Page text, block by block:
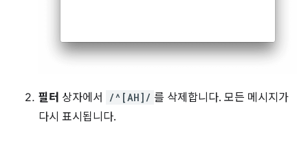
필터 상자에서 /^[AH]/ 를 삭제합니다. 모든 메시지가
다시 표시됩니다.